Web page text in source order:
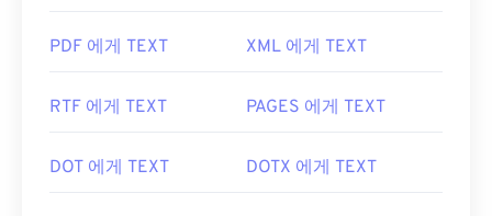
PDF 에게 TEXT XML 에게 TEXT
RTF 에게 TEXT PAGES 에게 TEXT
DOT 에게 TEXT DOTX 에게 TEXT